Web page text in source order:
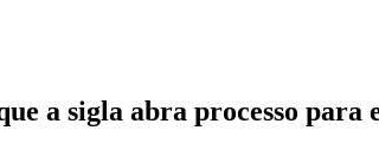
a sigla abra processo para